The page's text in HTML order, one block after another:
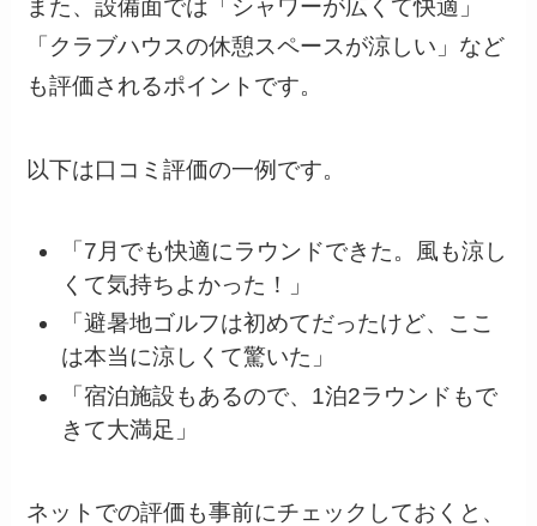
また、設備面では「シャワーが広くて快適」
「クラブハウスの休憩スペースが涼しい」など
も評価されるポイントです。
以下は口コミ評価の一例です。
「7月でも快適にラウンドできた。風も涼し
くて気持ちよかった！」
「避暑地ゴルフは初めてだったけど、ここ
は本当に涼しくて驚いた」
「宿泊施設もあるので、1泊2ラウンドもで
きて大満足」
ネットでの評価も事前にチェックしておくと、